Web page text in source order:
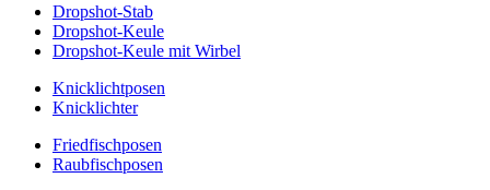
Dropshot-Stab
Dropshot-Keule
Dropshot-Keule mit Wirbel
Knicklichtposen
Knicklichter
Friedfischposen
Raubfischposen